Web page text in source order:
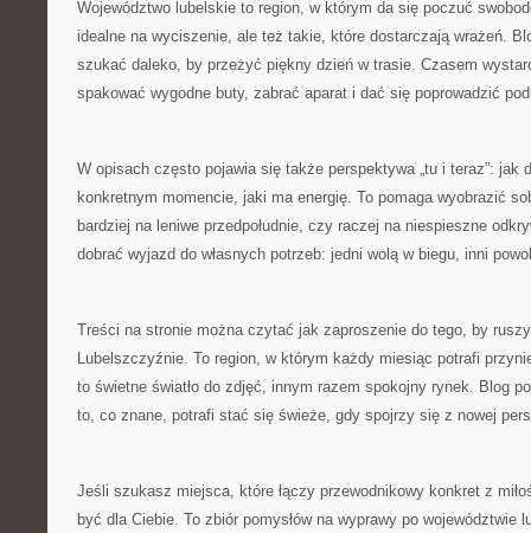
Województwo lubelskie to region, w którym da się poczuć
idealne na wyciszenie, ale też takie, które dostarczają wrażeń.
szukać daleko, by przeżyć piękny dzień w trasie. Czasem
spakować wygodne buty, zabrać aparat i dać się poprowadzić
W opisach często pojawia się także perspektywa „tu i teraz”: jak
konkretnym momencie, jaki ma energię. To pomaga wyobrazić
bardziej na leniwe przedpołudnie, czy raczej na niespieszne
dobrać wyjazd do własnych potrzeb: jedni wolą w biegu, inni
Treści na stronie można czytać jak zaproszenie do tego, by
Lubelszczyźnie. To region, w którym każdy miesiąc potrafi
to świetne światło do zdjęć, innym razem spokojny rynek. Blog
to, co znane, potrafi stać się świeże, gdy spojrzy się z nowej
Jeśli szukasz miejsca, które łączy przewodnikowy konkret z
być dla Ciebie. To zbiór pomysłów na wyprawy po województwie